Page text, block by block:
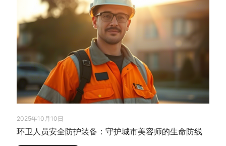
2025年10月10日
环卫人员安全防护装备：守护城市美容师的生命防线